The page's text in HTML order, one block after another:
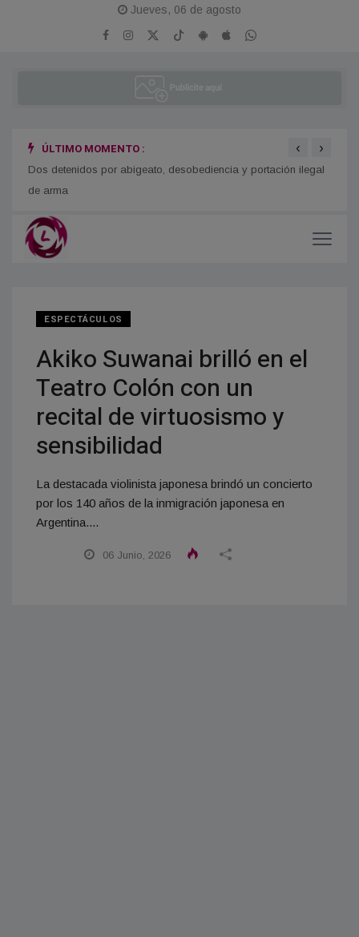
Jueves, 06 de agosto
ÚLTIMO MOMENTO :
Dos detenidos por abigeato, desobediencia y portación ilegal
de arma
‹ ›
ESPECTÁCULOS
Akiko Suwanai brilló en el
Teatro Colón con un
recital de virtuosismo y
sensibilidad
La destacada violinista japonesa brindó un concierto
por los 140 años de la inmigración japonesa en
Argentina....
06 Junio, 2026